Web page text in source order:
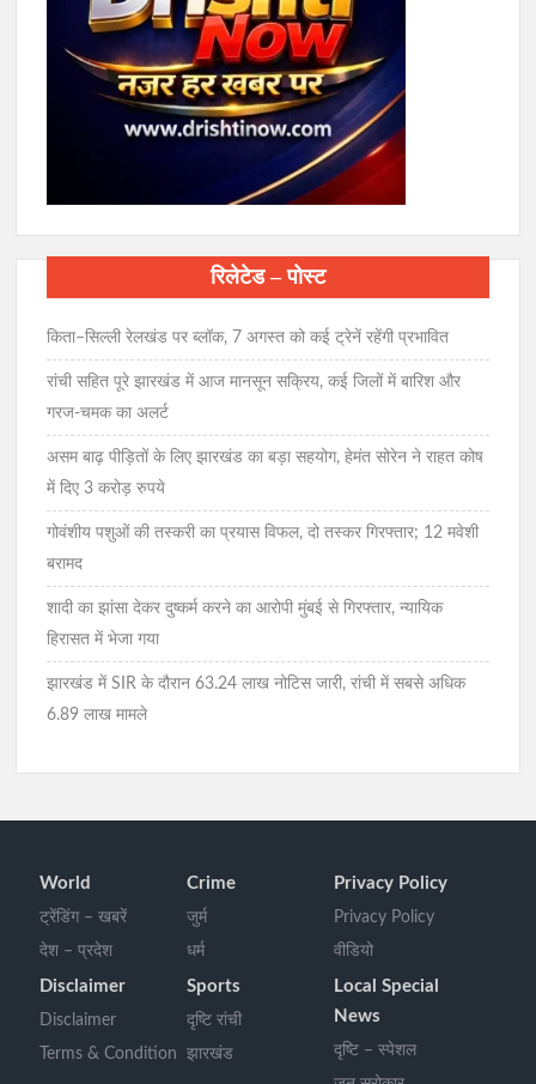
रिलेटेड – पोस्ट
किता–सिल्ली रेलखंड पर ब्लॉक, 7 अगस्त को कई ट्रेनें रहेंगी प्रभावित
रांची सहित पूरे झारखंड में आज मानसून सक्रिय, कई जिलों में बारिश और
गरज-चमक का अलर्ट
असम बाढ़ पीड़ितों के लिए झारखंड का बड़ा सहयोग, हेमंत सोरेन ने राहत कोष
में दिए 3 करोड़ रुपये
गोवंशीय पशुओं की तस्करी का प्रयास विफल, दो तस्कर गिरफ्तार; 12 मवेशी
बरामद
शादी का झांसा देकर दुष्कर्म करने का आरोपी मुंबई से गिरफ्तार, न्यायिक
हिरासत में भेजा गया
झारखंड में SIR के दौरान 63.24 लाख नोटिस जारी, रांची में सबसे अधिक
6.89 लाख मामले
World
ट्रेंडिंग – खबरें
देश – प्रदेश
Crime
जुर्म
धर्म
Privacy Policy
Privacy Policy
वीडियो
Disclaimer
Disclaimer
Terms & Condition
Sports
दृष्टि रांची
झारखंड
Local Special
News
दृष्टि – स्पेशल